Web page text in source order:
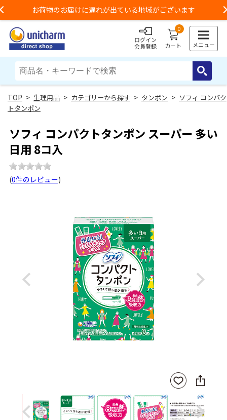
お荷物のお届けに遅れが出ている地域がございます
ログイン
会員登録
0
カート メニュー
> 生理用品 > カテゴリーから探す > タンポン > ソフィ コンパク
トタンポン
ソフィ コンパクトタンポン スーパー 多い
日用 8コ入
(0件のレビュー)
Previous Next
お気
に入
登録
SNS
に
シ
ア
Previous Next